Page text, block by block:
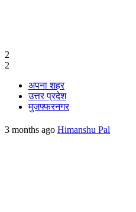
2
2
अपना शहर
उत्तर प्रदेश
मुजफ्फरनगर
3 months ago Himanshu Pal